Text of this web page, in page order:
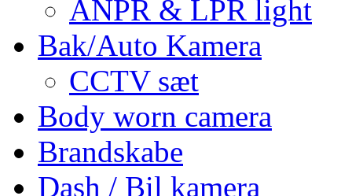
ANPR & LPR light
Bak/Auto Kamera
CCTV sæt
Body worn camera
Brandskabe
Dash / Bil kamera